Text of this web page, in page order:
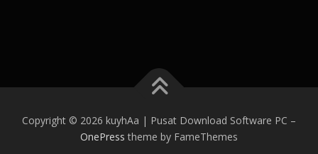
Copyright © 2026 kuyhAa | Pusat Download Software PC –
OnePress theme by FameThemes